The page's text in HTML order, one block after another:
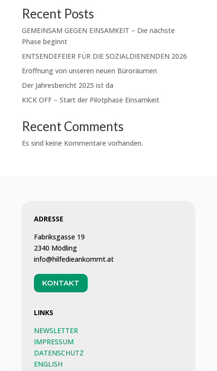
Recent Posts
GEMEINSAM GEGEN EINSAMKEIT – Die nächste
Phase beginnt
ENTSENDEFEIER FÜR DIE SOZIALDIENENDEN 2026
Eröffnung von unseren neuen Büroräumen
Der Jahresbericht 2025 ist da
KICK OFF – Start der Pilotphase Einsamkeit
Recent Comments
Es sind keine Kommentare vorhanden.
ADRESSE
Fabriksgasse 19
2340 Mödling
info@hilfedieankommt.at
KONTAKT
LINKS
NEWSLETTER
IMPRESSUM
DATENSCHUTZ
ENGLISH